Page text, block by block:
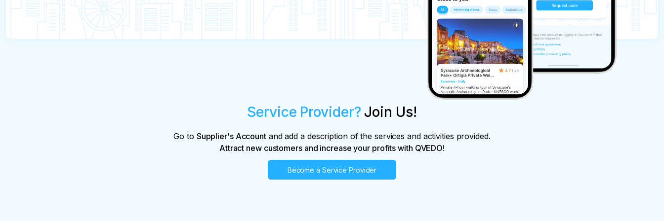
Service Provider? Join Us!
Go to Supplier's Accountand add a description of the services and activities provided.
Attract new customers and increase your profits with QVEDO!
Become a Service Provider